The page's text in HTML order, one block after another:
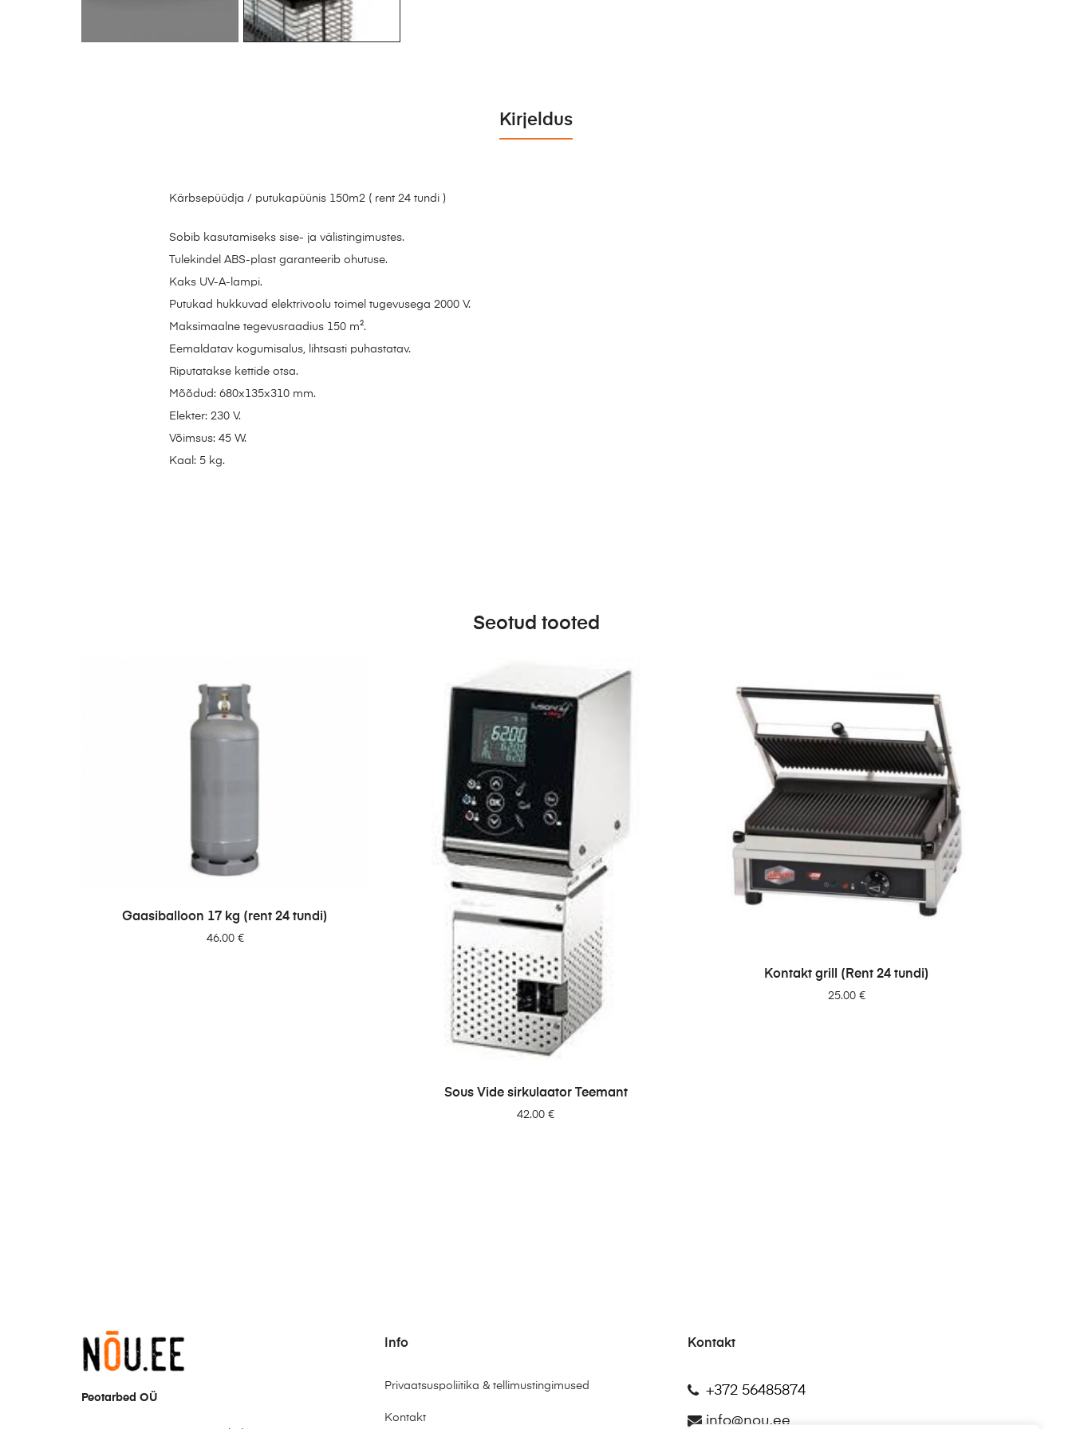
Kirjeldus
Kärbsepüüdja / putukapüünis 150m2 ( rent 24 tundi )
Sobib kasutamiseks sise- ja välistingimustes.
Tulekindel ABS-plast garanteerib ohutuse.
Kaks UV-A-lampi.
Putukad hukkuvad elektrivoolu toimel tugevusega 2000 V.
Maksimaalne tegevusraadius 150 m².
Eemaldatav kogumisalus, lihtsasti puhastatav.
Riputatakse kettide otsa.
Mõõdud: 680x135x310 mm.
Elekter: 230 V.
Võimsus: 45 W.
Kaal: 5 kg.
Seotud tooted
LISA PÄRINGUSSE
Gaasiballoon 17 kg (rent 24 tundi)
46.00 €
LISA PÄRINGUSSE
Sous Vide sirkulaator Teemant
42.00€
LISA PÄRINGUSSE
Kontakt grill (Rent 24 tundi)
25.00€
Peotarbed OÜ
Info
Privaatsuspoliitika & tellimustingimused
Kontakt
Kontakt
+372 56485874
info@nou.ee